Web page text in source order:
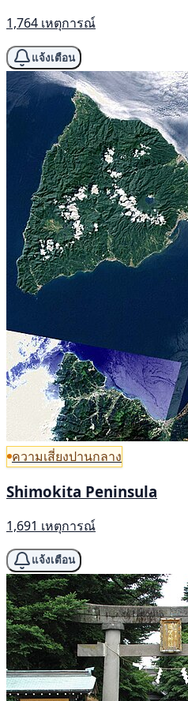
1,764 เหตุการณ์
แจ้งเตือน
ความเสี่ยงปานกลาง
Shimokita Peninsula
1,691 เหตุการณ์
แจ้งเตือน